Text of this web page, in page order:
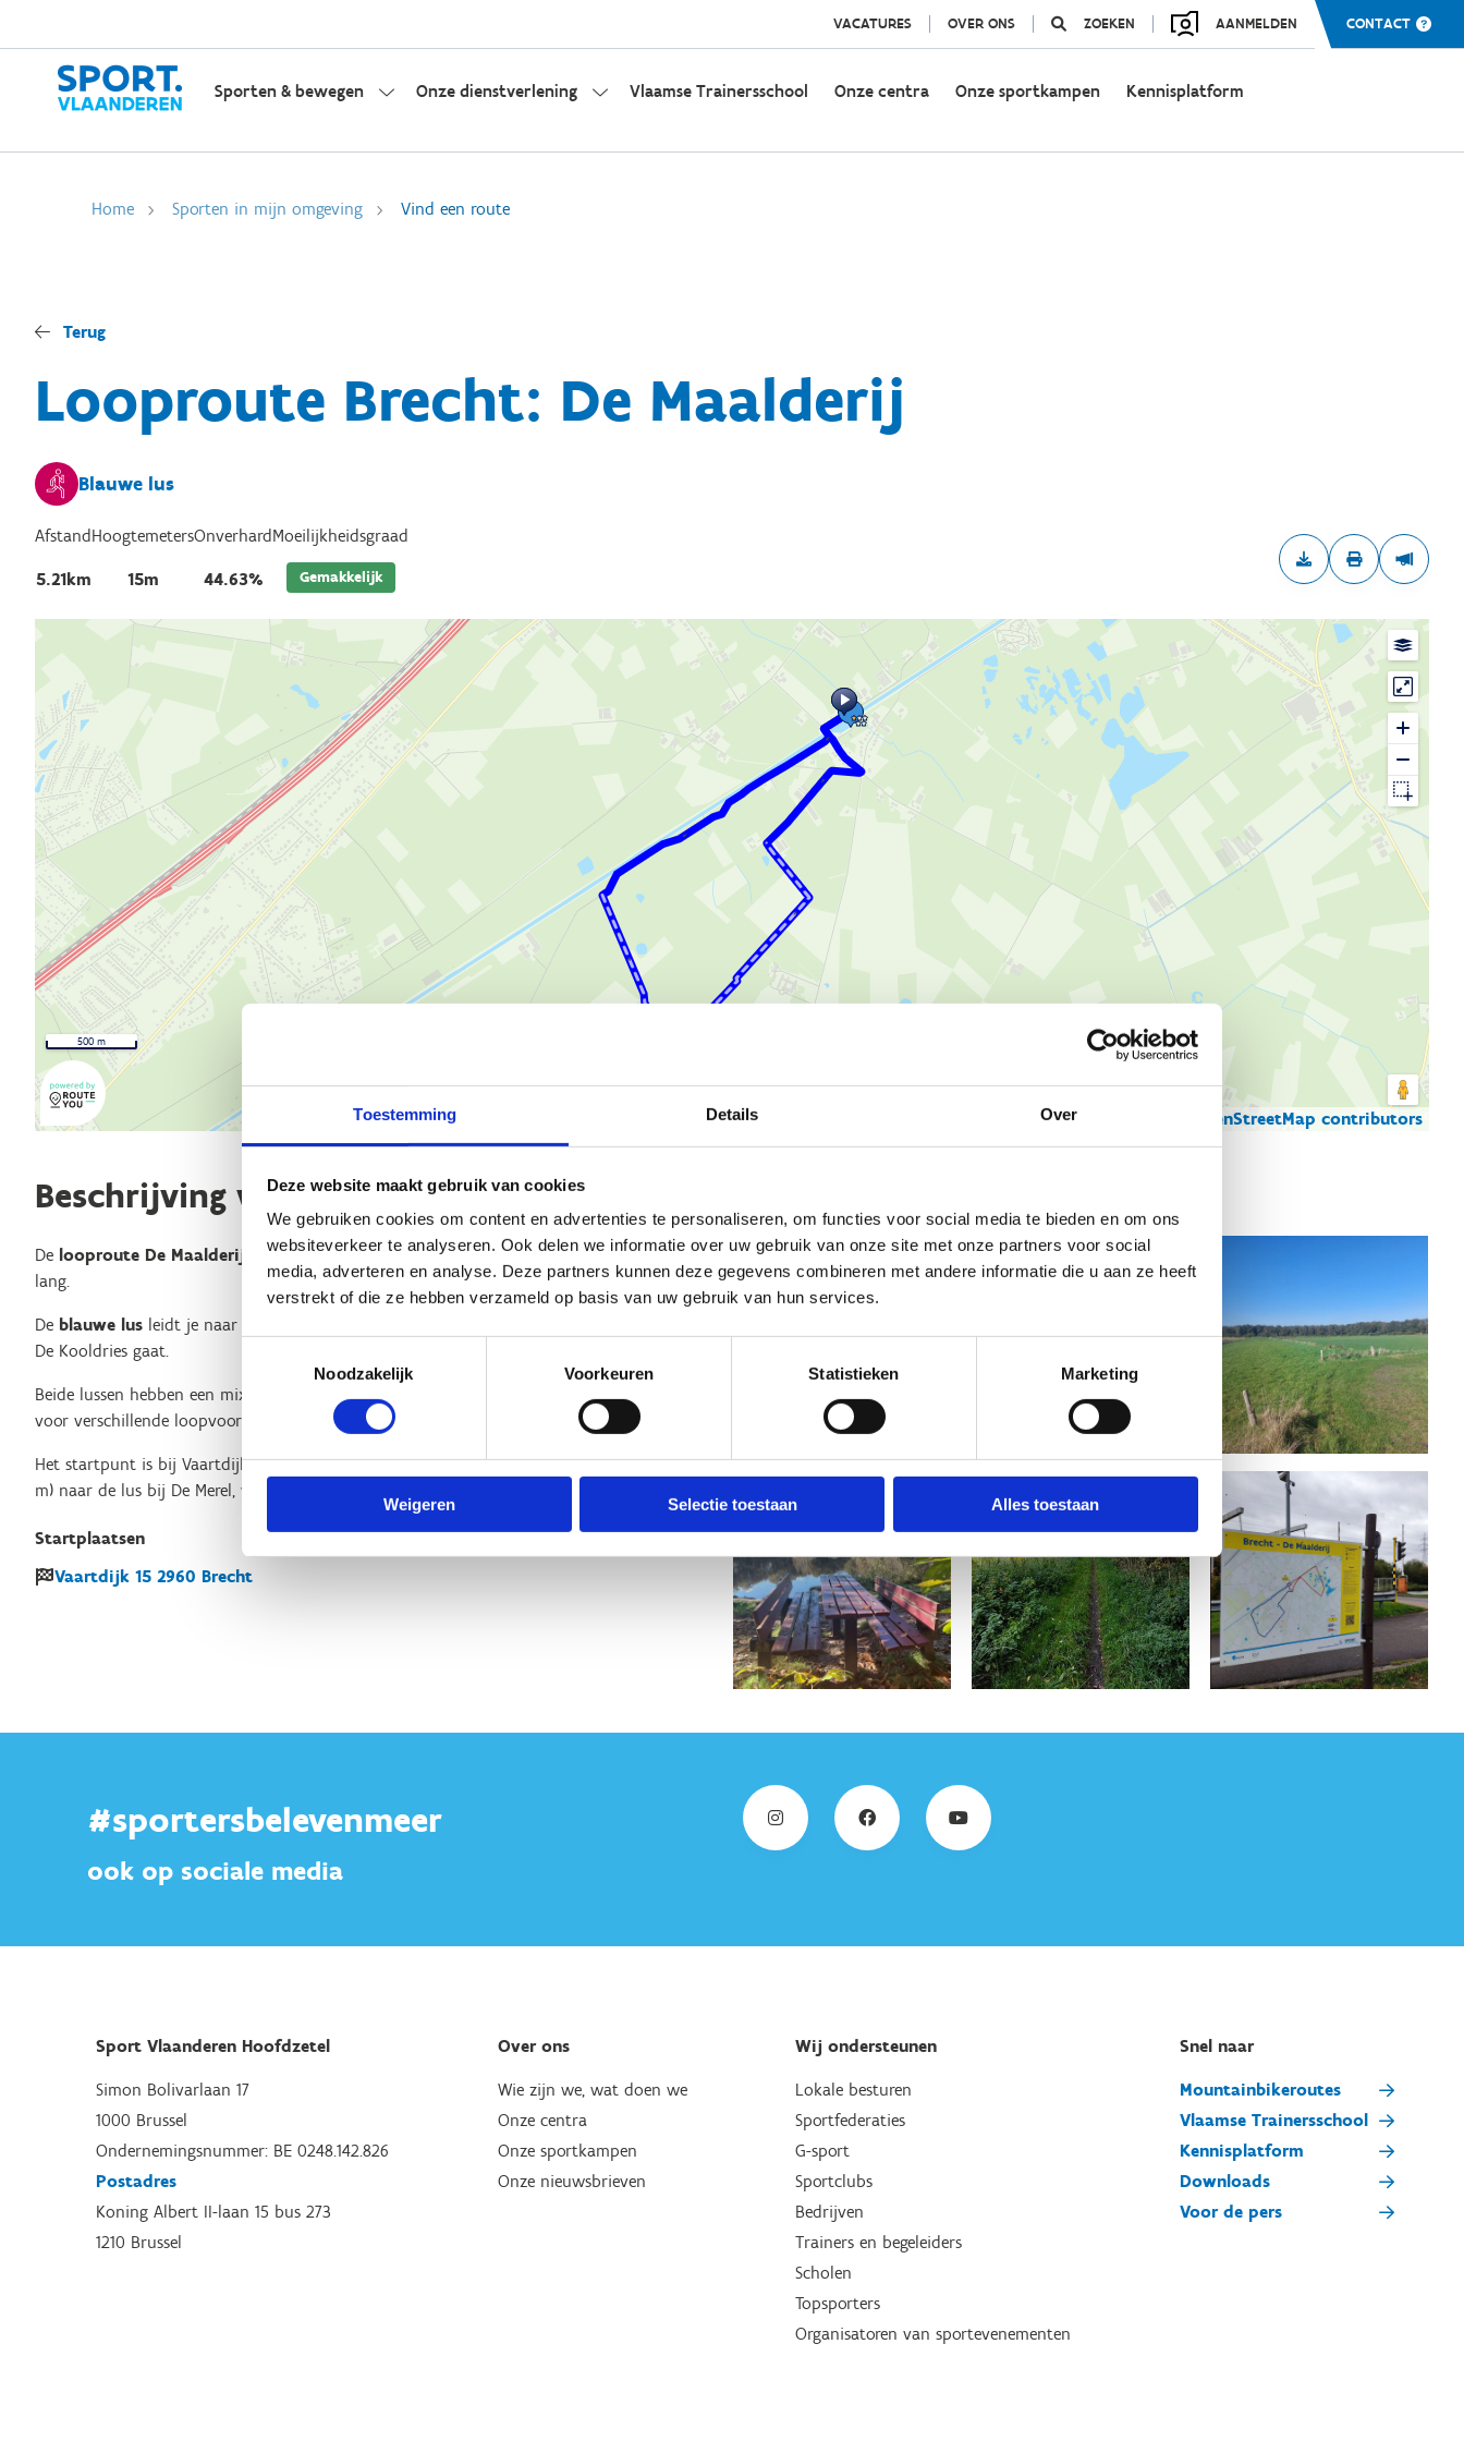
Toestemming Details Over
Deze website maakt gebruik van cookies
We gebruiken cookies om content en advertenties te personaliseren, om functies voor social media te bieden en om ons
websiteverkeer te analyseren. Ook delen we informatie over uw gebruik van onze site met onze partners voor social
media, adverteren en analyse. Deze partners kunnen deze gegevens combineren met andere informatie die u aan ze heeft
verstrekt of die ze hebben verzameld op basis van uw gebruik van hun services.
Noodzakelijk
Voorkeuren Statistieken Marketing
Weigeren Selectie toestaan Alles toestaan
VACATURES OVER ONS ZOEKEN AANMELDEN CONTACT
Sporten & bewegen Onze dienstverlening Vlaamse Trainersschool Onze centra Onze sportkampen Kennisplatform
Home Sporten in mijn omgeving Vind een route
Terug
Looproute Brecht: De Maalderij
Blauwe lus
Afstand
5.21km
Hoogtemeters
15m
Onverhard
44.63%
Moeilijkheidsgraad
Gemakkelijk
© Thunderforest © OpenStreetMap contributors
500 m
Beschrijving van de route
De looproute De Maalderij
in Brecht biedt twee schilderachtige lussen, elk ongeveer 5 km
lang.
De blauwe lus leidt je naar de Brechtse Heide, terwijl de
De Kooldries gaat.
Beide lussen hebben een mix van verharde en onverharde paden, waardoor ze geschikt zijn
voor verschillende loopvoorkeuren.
Het startpunt is bij Vaartdijk, nabij café Trapke Op. Er is ook een nieuw verbindingspad (300
m) naar de lus bij De Merel, wat een netwerk van routes creëert voor langere runs.
Startplaatsen
Vaartdijk 15 2960 Brecht
#sportersbelevenmeer
ook op sociale media
Sport Vlaanderen Hoofdzetel
Simon Bolivarlaan 17
1000 Brussel
Ondernemingsnummer: BE 0248.142.826
Postadres
Koning Albert II-laan 15 bus 273
1210 Brussel
Over ons
Wie zijn we, wat doen we
Onze centra
Onze sportkampen
Onze nieuwsbrieven
Wij ondersteunen
Lokale besturen
Sportfederaties
G-sport
Sportclubs
Bedrijven
Trainers en begeleiders
Scholen
Topsporters
Organisatoren van sportevenementen
Snel naar
Mountainbikeroutes
Vlaamse Trainersschool
Kennisplatform
Downloads
Voor de pers